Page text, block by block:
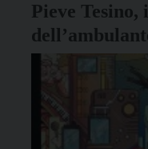
Pieve
immagini tra